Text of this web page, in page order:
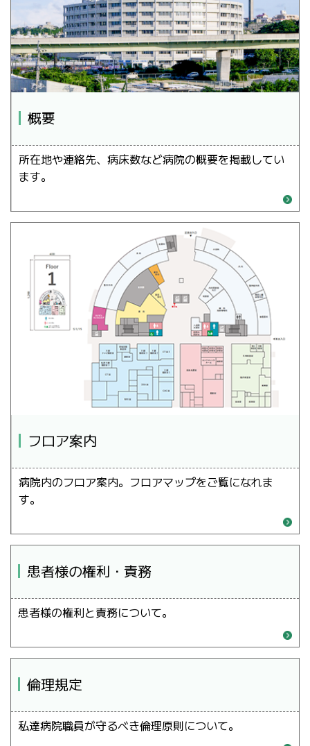
概要
所在地や連絡先、病床数など病院の概要を掲載してい
ます。
フロア案内
病院内のフロア案内。フロアマップをご覧になれま
す。
患者様の権利・責務
患者様の権利と責務について。
倫理規定
私達病院職員が守るべき倫理原則について。